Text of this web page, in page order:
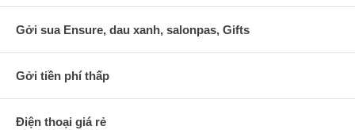
Gởi sua Ensure, dau xanh, salonpas, Gifts
Gởi tiền phí thấp
Điện thoại giá rẻ